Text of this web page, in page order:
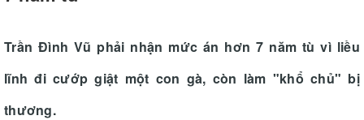
Trần Đình Vũ phải nhận mức án hơn 7 năm tù vì liều
lĩnh đi cướp giật một con gà, còn làm "khổ chủ" bị
thương.